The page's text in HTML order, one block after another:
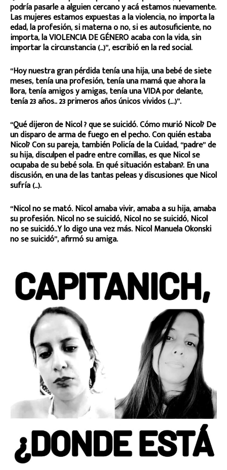
podría pasarle a alguien cercano y acá estamos nuevamente.
Las mujeres estamos expuestas a la violencia, no importa la
edad, la profesión, si materna o no, si es autosuficiente, no
importa, la VIOLENCIA DE GÉNERO acaba con la vida, sin
importar la circunstancia (…)”, escribió en la red social.
“Hoy nuestra gran pérdida tenía una hija, una bebé de siete
meses, tenía una profesión, tenía una mamá que ahora la
llora, tenía amigos y amigas, tenía una VIDA por delante,
tenía 23 años.. 23 primeros años únicos vividos (….)”.
“Qué dijeron de Nicol ? que se suicidó. Cómo murió Nicol? De
un disparo de arma de fuego en el pecho. Con quién estaba
Nicol? Con su pareja, también Policía de la Cuidad, “padre” de
su hija, disculpen el padre entre comillas, es que Nicol se
ocupaba de su bebé sola. En qué situación estaban?. En una
discusión, en una de las tantas peleas y discusiones que Nicol
sufría (…).
“Nicol no se mató. Nicol amaba vivir, amaba a su hija, amaba
su profesión. Nicol no se suicidó, Nicol no se suicidó, Nicol
no se suicidó..Y lo digo una vez más. Nicol Manuela Okonski
no se suicidó”, afirmó su amiga.